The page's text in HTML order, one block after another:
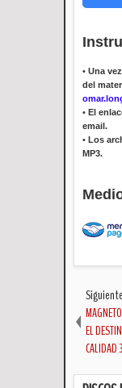
• Una
del
• El
email.
• Los
MP3.
Siguiente
EL